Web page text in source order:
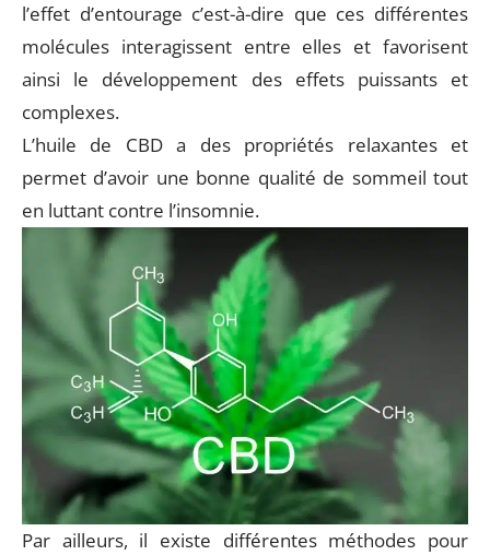
l’effet d’entourage c’est-à-dire que ces différentes
molécules interagissent entre elles et favorisent
ainsi le développement des effets puissants et
complexes.
L’huile de CBD a des propriétés relaxantes et
permet d’avoir une bonne qualité de sommeil tout
en luttant contre l’insomnie.
Par ailleurs, il existe différentes méthodes pour